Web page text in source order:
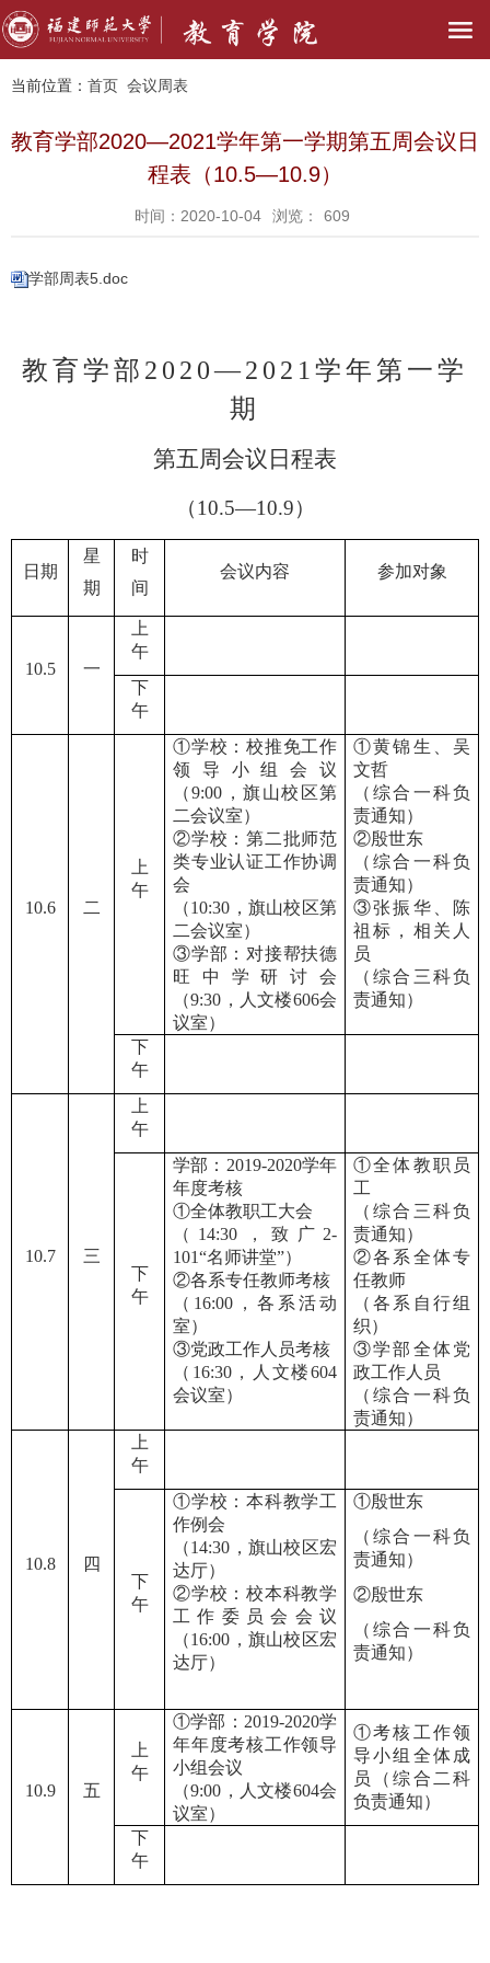
当前位置： 首页 会议周表
教育学部2020—2021学年第一学期第五周会议日
程表（10.5—10.9）
时间：2020-10-04 浏览： 609
学部周表5.doc
教育学部 2020—2021学年第一学
期
第五周会议日程表
（10.5—10.9）
日期
星
期
时
间
会议内容 参加对象
10.5 一
上
午
下
午
10.6 二
上
午
①学校：校推免工作
领导小组会议
（9:00，旗山校区第
二会议室）
②学校：第二批师范
类专业认证工作协调
会
（10:30，旗山校区第
二会议室）
③学部： 对接帮扶德
旺中学研讨会
（9:30，人文楼606会
议室）
①黄锦生、吴
文哲
（综合一科负
责通知）
②殷世东
（综合一科负
责通知）
③张振华、陈
祖标，相关人
员
（综合三科负
责通知）
下
午
10.7 三
上
午
下
午
学部：2019-2020学年
年度考核
①全体教职工大会
（14:30，致广2-
101“名师讲堂”）
②各系专任教师考核
（16:00，各系活动
室）
③党政工作人员考核
（16:30，人文楼604
会议室）
①全体教职员
工
（综合三科负
责通知）
②各系全体专
任教师
（各系自行组
织）
③学部全体党
政工作人员
（综合一科负
责通知）
10.8 四
上
午
下
午
①学校：本科教学工
作例会
（14:30，旗山校区宏
达厅）
②学校：校本科教学
工作委员会会议
（16:00，旗山校区宏
达厅）
①殷世东
（综合一科负
责通知）
②殷世东
（综合一科负
责通知）
10.9 五
上
午
①学部：2019-2020学
年年度考核工作领导
小组会议
（9:00，人文楼604会
议室）
①考核工作领
导小组全体成
员（综合二科
负责通知）
下
午